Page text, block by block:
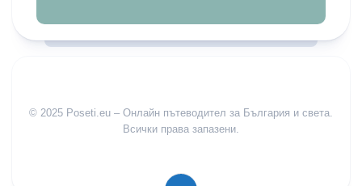
© 2025 Poseti.eu – Онлайн пътеводител за България и света.
Всички права запазени.